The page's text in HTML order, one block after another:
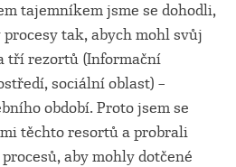
tajemníkem jsme se dohodli,
tak, abych mohl svůj
tří rezortů (Informační
sociální oblast) –
období. Proto jsem se
těchto resortů a probrali
aby mohly dotčené